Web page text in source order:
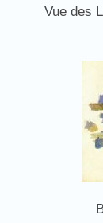
Vue des